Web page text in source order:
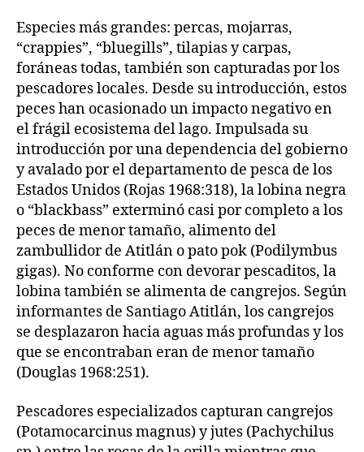
Especies más grandes: percas, mojarras,
“crappies”, “bluegills”, tilapias y carpas,
foráneas todas, también son capturadas por los
pescadores locales. Desde su introducción, estos
peces han ocasionado un impacto negativo en
el frágil ecosistema del lago. Impulsada su
introducción por una dependencia del gobierno
y avalado por el departamento de pesca de los
Estados Unidos (Rojas 1968:318), la lobina negra
o “blackbass” exterminó casi por completo a los
peces de menor tamaño, alimento del
zambullidor de Atitlán o pato pok (Podilymbus
gigas). No conforme con devorar pescaditos, la
lobina también se alimenta de cangrejos. Según
informantes de Santiago Atitlán, los cangrejos
se desplazaron hacia aguas más profundas y los
que se encontraban eran de menor tamaño
(Douglas 1968:251).
Pescadores especializados capturan cangrejos
(Potamocarcinus magnus) y jutes (Pachychilus